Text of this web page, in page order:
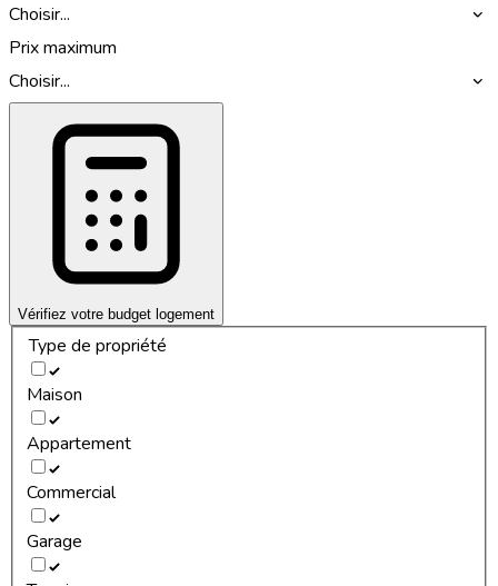
Choisir...
Prix maximum
Choisir...
Vérifiez votre budget logement
Type de propriété
Maison
Appartement
Commercial
Garage